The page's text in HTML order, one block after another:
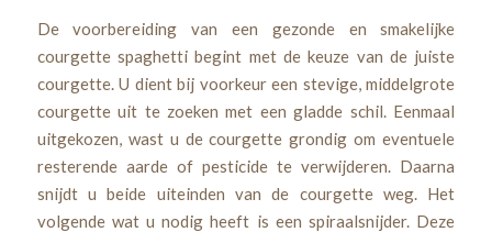
De voorbereiding van een gezonde en smakelijke
courgette spaghetti begint met de keuze van de juiste
courgette. U dient bij voorkeur een stevige, middelgrote
courgette uit te zoeken met een gladde schil. Eenmaal
uitgekozen, wast u de courgette grondig om eventuele
resterende aarde of pesticide te verwijderen. Daarna
snijdt u beide uiteinden van de courgette weg. Het
volgende wat u nodig heeft is een spiraalsnijder. Deze